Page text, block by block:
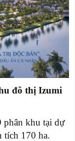
đô thị Izumi
phân khu tại dự
tích 170 ha.